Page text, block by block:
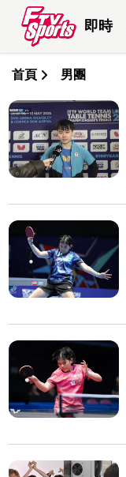
即時
首頁 男團